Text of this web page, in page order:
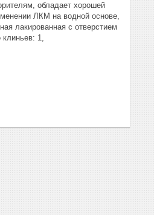
обладает хорошей
ЛКМ на водной основе,
лакированная с отверстием
1,